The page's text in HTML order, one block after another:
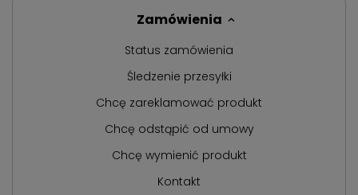
Zamówienia
Status zamówienia
Śledzenie przesyłki
Chcę zareklamować produkt
Chcę odstąpić od umowy
Chcę wymienić produkt
Kontakt